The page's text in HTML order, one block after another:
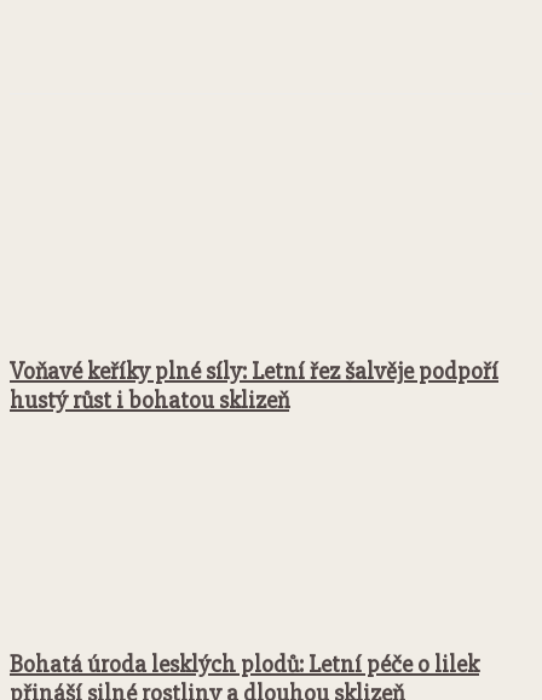
Voňavé keříky plné síly: Letní řez šalvěje podpoří
hustý růst i bohatou sklizeň
Bohatá úroda lesklých plodů: Letní péče o lilek
přináší silné rostliny a dlouhou sklizeň